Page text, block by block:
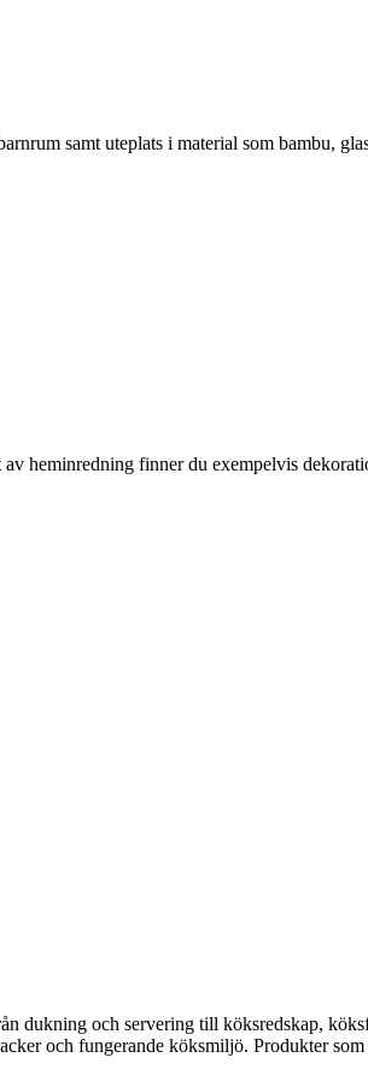
samt uteplats i material som bambu,
heminredning finner du exempelvis
dukning och servering till köksredskap,
och fungerande köksmiljö. Produkter